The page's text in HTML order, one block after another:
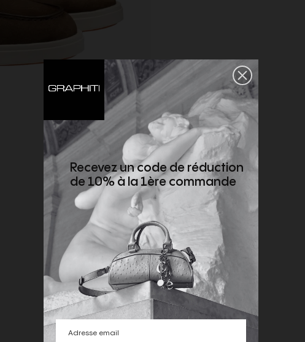
Recevez un code de réduction
de 10% à la 1ère commande